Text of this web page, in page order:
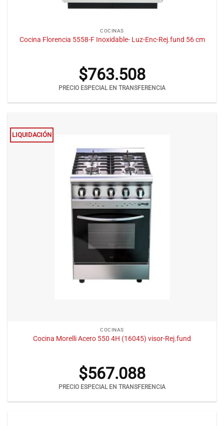
COCINAS
Cocina Florencia 5558-F Inoxidable- Luz-Enc-Rej.fund 56 cm
$763.508
PRECIO ESPECIAL EN TRANSFERENCIA
LIQUIDACIÓN
COCINAS
Cocina Morelli Acero 550 4H (16045) visor-Rej.fund
$567.088
PRECIO ESPECIAL EN TRANSFERENCIA